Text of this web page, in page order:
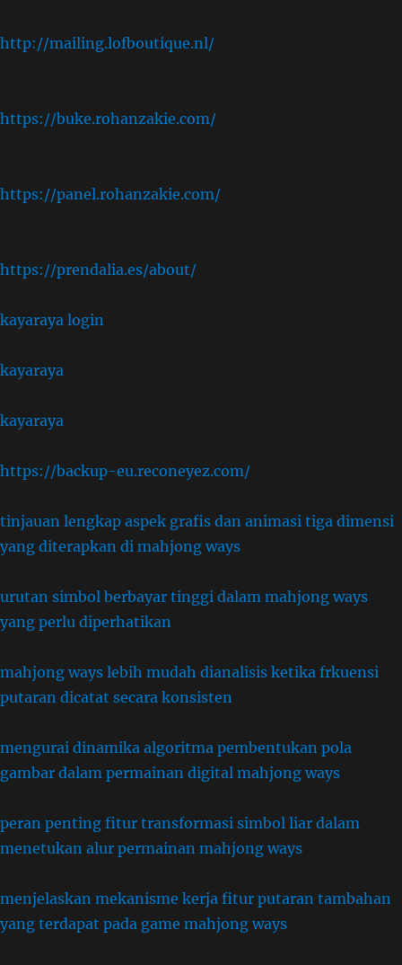
http://mailing.lofboutique.nl/
https://buke.rohanzakie.com/
https://panel.rohanzakie.com/
https://prendalia.es/about/
kayaraya login
kayaraya
kayaraya
https://backup-eu.reconeyez.com/
tinjauan lengkap aspek grafis dan animasi tiga dimensi
yang diterapkan di mahjong ways
urutan simbol berbayar tinggi dalam mahjong ways
yang perlu diperhatikan
mahjong ways lebih mudah dianalisis ketika frkuensi
putaran dicatat secara konsisten
mengurai dinamika algoritma pembentukan pola
gambar dalam permainan digital mahjong ways
peran penting fitur transformasi simbol liar dalam
menetukan alur permainan mahjong ways
menjelaskan mekanisme kerja fitur putaran tambahan
yang terdapat pada game mahjong ways